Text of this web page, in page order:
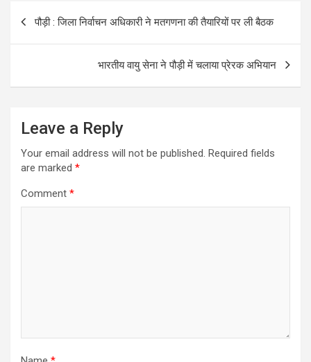
Post
navigation
पौड़ी : जिला निर्वाचन अधिकारी ने मतगणना की तैयारियों पर ली बैठक
भारतीय वायु सेना ने पौड़ी में चलाया प्रेरक अभियान
Leave a Reply
Your email address will not be published. Required fields
are marked *
Comment *